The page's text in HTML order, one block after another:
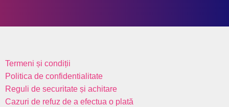
Termeni și condiții
Politica de confidentialitate
Reguli de securitate și achitare
Cazuri de refuz de a efectua o plată